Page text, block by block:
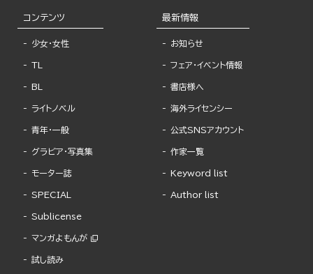
コンテンツ
少女・女性
TL
BL
ライトノベル
青年・一般
グラビア・写真集
モーター誌
SPECIAL
Sublicense
マンガよもんが
試し読み
最新情報
お知らせ
フェア・イベント情報
書店様へ
海外ライセンシー
公式SNSアカウント
作家一覧
Keyword list
Author list